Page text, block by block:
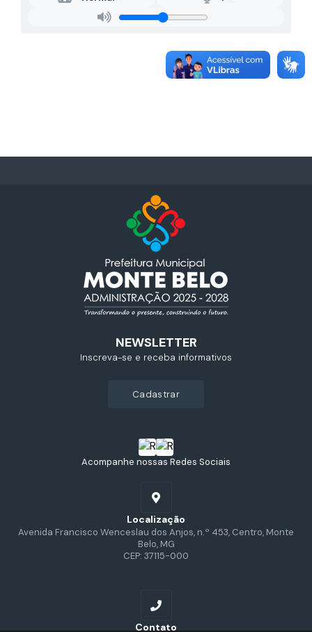
Acompanhe nossas Redes Sociais
Localização
Avenida Francisco Wenceslau dos Anjos, n.º 453, Centro, Monte
Belo, MG
CEP: 37115-000
Contato
NEWSLETTER
Inscreva-se e receba informativos
cadastrar